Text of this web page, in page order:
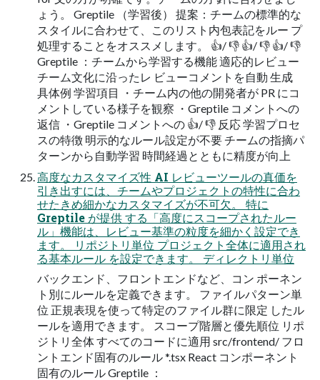
ょう。 Greptile （学習後） 提案：チームの標準的な
スタイルに合わせて、このリスト内包表記をルー プ
処理することをオススメします。 👍/ 👎 👍/ 👎 👍/ 👎
Greptile ：チームから学習する機能 適応的レビュー
チーム⽂化に沿ったレ ビューコメントを⾃動 ⽣成
具体例 学習項目 ・チーム内の他の開発者が PR にコ
メントしている様子を観察 ・Greptile コメントへの
返信 ・Greptile コメントへの 👍/ 👎 反応 学習プロセ
スの特徴 明示的なルール設定が不要 チームの指摘パ
ターンから自動学習 時間経過とともに精度が向上
高度なカスタマイズ性 AI レビューツールの真価を
引き出すには、チームやプロジェクトの特性に合わ
せたきめ細かなカスタマイズが不可欠。 特に
Greptile が提供 する「高度にスコープされたルー
ル」機能は、レビュー基準の粒度を細かく設定でき
ます。 リポジトリ単位 プロジェクト全体に適用され
る基本ルール を設定できます。 ディレクトリ単位
バックエンド、フロントエンドなど、コン ポーネン
ト別にルールを定義できます。 ファイルパターン単
位 正規表現を使って特定のファイル群に限定 したル
ールを適用できます。 スコープ階層と優先順位 リポ
ジトリ全体 すべてのコードに適⽤ src/frontend/ フロ
ントエンド固有のルール *.tsx React コンポーネント
固有のルール Greptile ：